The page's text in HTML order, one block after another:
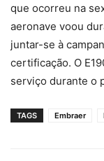
que ocorreu na
aeronave voou
juntar-se à
certificação. O
serviço durante o
TAGS Embraer